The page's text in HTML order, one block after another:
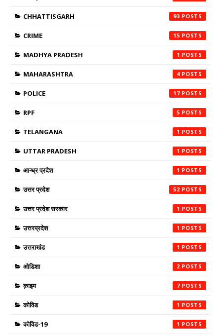
CHHATTISGARH 93
CRIME 15
MADHYA PRADESH 1
MAHARASHTRA 4
POLICE 17
RPF 5
TELANGANA 1
UTTAR PRADESH 1
आन्ध्र प्रदेश 1
उत्तर प्रदेश 52
उत्तर प्रदेश सरकार 1
उत्तरप्रदेश 1
उत्तराखंड 1
ओडिशा 2
क़ाइम 7
कोविड 1
कोविड-19 1